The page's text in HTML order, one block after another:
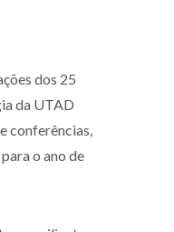
dos 25
da UTAD
conferências,
o ano de